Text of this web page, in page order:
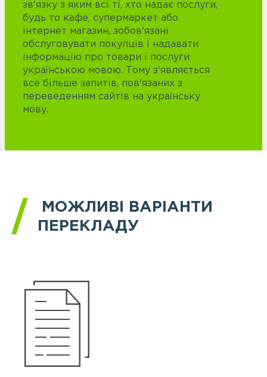
зв'язку з яким всі ті, хто надає послуги,
будь то кафе, супермаркет або
інтернет магазин, зобов'язані
обслуговувати покупців і надавати
інформацію про товари і послуги
українською мовою. Тому з'являється
все більше запитів, пов'язаних з
переведенням сайтів на українську
мову.
МОЖЛИВІ ВАРІАНТИ
ПЕРЕКЛАДУ